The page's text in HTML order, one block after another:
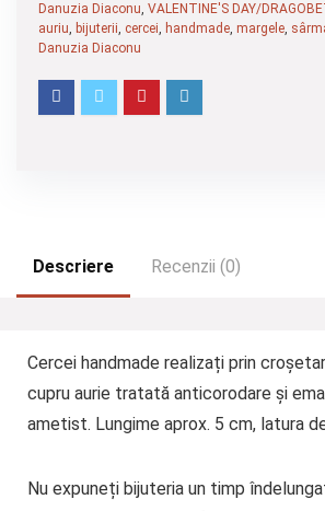
Danuzia Diaconu, VALENTINE'S DAY/
auriu, bijuterii, cercei, handmade, margele,
Danuzia Diaconu
Descriere Recenzii (0)
Cercei handmade realizați prin
cupru aurie tratată anticorodare și
ametist. Lungime aprox. 5 cm, latura
Nu expuneți bijuteria un timp